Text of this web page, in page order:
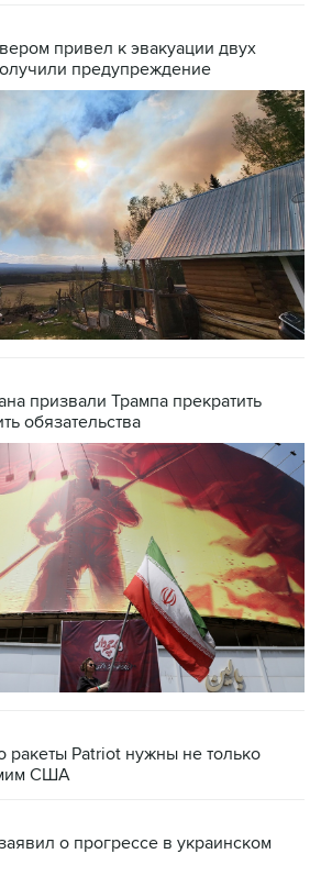
привел к эвакуации двух
предупреждение
призвали Трампа прекратить
обязательства
ракеты Patriot нужны не только
США
о прогрессе в украинском